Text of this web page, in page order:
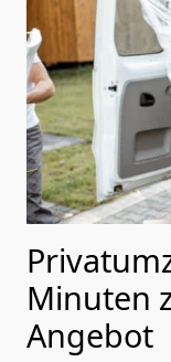
Minuten
Angebot